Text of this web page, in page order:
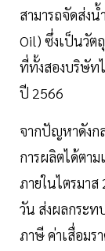
สามารถจัดส่ง
Oil) ซึ่งเป็นวัต
ที่ทั้งสองบริษัท
ปี 2566
จากปัญหาดังก
การผลิตได้ตา
ภายในไตรมา
วัน ส่งผลกระท
ภาษี ค่าเสื่อมร